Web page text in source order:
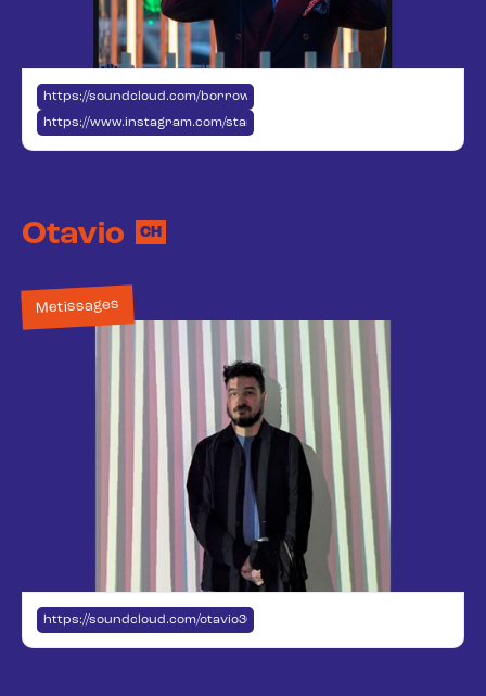
https://soundcloud.com/
https://www.instagram.com/stanislas_borrowitz/
Otavio CH
Metissages
https://soundcloud.com/otavio3000